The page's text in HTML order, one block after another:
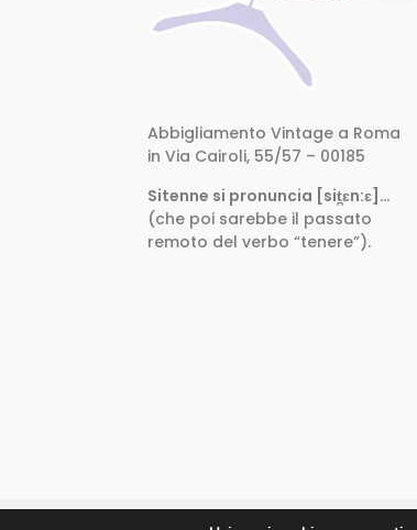
Abbigliamento Vintage a Roma
in Via Cairoli, 55/57 – 00185
Sitenne si pronuncia [sit̪ɛn:ɛ]…
(che poi sarebbe il passato
remoto del verbo “tenere”).